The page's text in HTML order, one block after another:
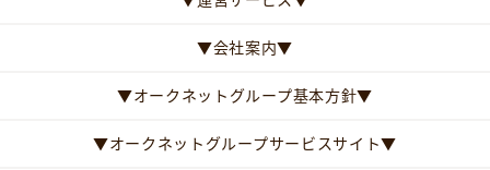
▼会社案内▼
▼オークネットグループ基本方針▼
▼オークネットグループサービスサイト▼